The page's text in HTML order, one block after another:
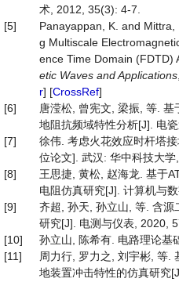
术, 2012, 35(3): 4-7.
[5]
Panayappan, K. and
g Multiscale
ence Time Domain (FDTD)
etic Waves and Applications
r] [CrossRef]
[6]
唐滢松, 曾宪文, 梁振, 等.
地阻抗频域特性分析[J]. 电
[7]
徐伟. 考虑火花效应时杆塔
位论文]. 武汉: 华中科技大学,
[8]
王思捷, 黄松, 赵海龙. 基于
电阻仿真研究[J]. 计算机与
[9]
齐超, 孙天, 孙立山, 等. 含源
研究[J]. 电测与仪表, 2020,
[10]
孙立山, 陈希有. 电路理论基
[11]
周力行, 罗力之, 刘宇彬, 等.
地装置冲击特性的仿真研究